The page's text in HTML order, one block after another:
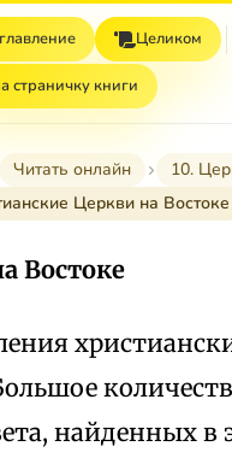
Целиком
страничку книги
Читать онлайн
10.
Церкви на Востоке
Востоке
найденных в